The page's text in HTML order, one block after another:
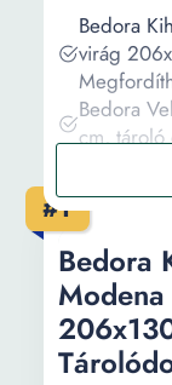
#1
Bedora
Bedora
virág
Bedora
cm, tároló
Bedora
Fower,
Bedora
cm, 2
barna
Kihúzható